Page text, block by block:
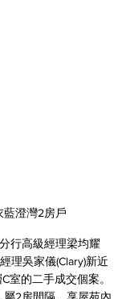
藍澄灣2房戶
行高級經理梁均耀
理吳家儀(Clary)新近
室的二手成交個案。